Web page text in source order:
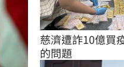
慈濟遭詐10億買
的問題